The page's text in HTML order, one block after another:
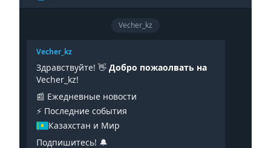
Vecher_kz
Vecher_kz
Здравствуйте! 👋 Добро пожаолвать на
Vecher_kz!
📰 Ежедневные новости
⚡️ Последние события
Казахстан и Мир
Подпишитесь! 🔔